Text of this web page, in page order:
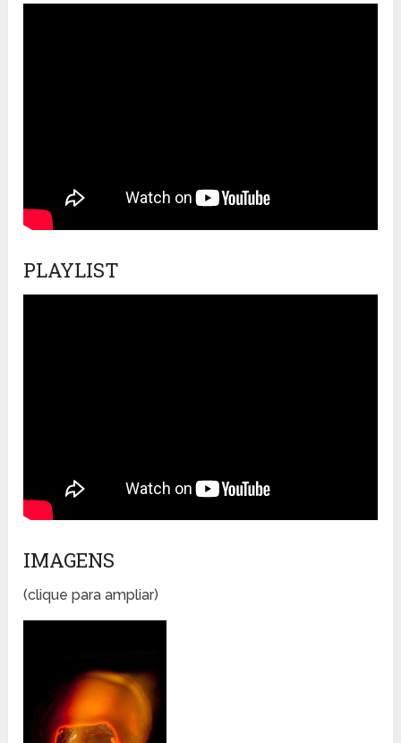
PLAYLIST
IMAGENS
(clique para ampliar)